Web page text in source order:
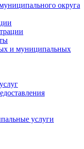
округа
и муниципальных
услуги